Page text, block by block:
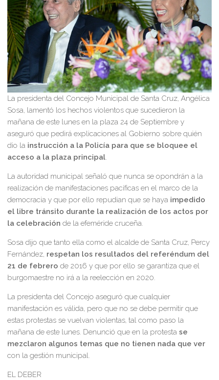
La presidenta del Concejo Municipal de Santa Cruz, Angélica
Sosa, lamentó los hechos violentos que sucedieron la
mañana de este lunes en la plaza 24 de Septiembre y
aseguró que pedirá explicaciones al Gobierno sobre quién
dio la instrucción a la Policía para que se bloquee el
acceso a la plaza principal.
La autoridad municipal señaló que nunca se opondrán a la
realización de manifestaciones pacíficas en el marco de la
democracia y que por ello repudian que se haya impedido
el libre tránsito durante la realización de los actos por
la celebración de la efeméride cruceña.
Sosa dijo que tanto ella como el alcalde de Santa Cruz, Percy
Fernández, respetan los resultados del referéndum del
21 de febrero de 2016 y que por ello se garantiza que el
burgomaestre no irá a la reelección en 2020.
La presidenta del Concejo aseguró que cualquier
manifestación es válida, pero que no se debe permitir que
estas protestas se vuelvan violentas, tal como paso la
mañana de este lunes. Denunció que en la protesta se
mezclaron algunos temas que no tienen nada que ver
con la gestión municipal.
EL DEBER